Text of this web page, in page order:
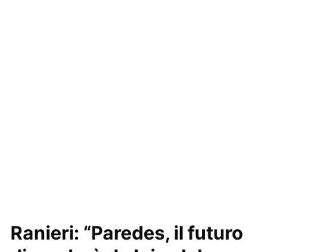
Ranieri: “Paredes, il futuro